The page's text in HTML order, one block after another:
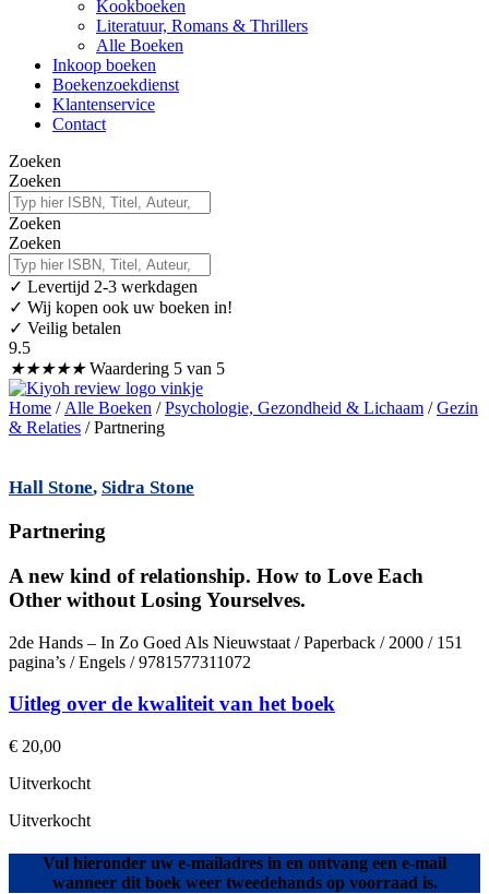
Kookboeken
Literatuur, Romans & Thrillers
Alle Boeken
Inkoop boeken
Boekenzoekdienst
Klantenservice
Contact
Zoeken
Zoeken
Zoeken
Zoeken
✓ Levertijd 2-3 werkdagen
✓ Wij kopen ook uw boeken in!
✓ Veilig betalen
9.5
★★★★★ Waardering 5 van 5
Home / Alle Boeken /Psychologie, Gezondheid & Lichaam /Gezin
& Relaties / Partnering
Hall Stone, Sidra Stone
Partnering
A new kind of relationship. How to Love Each
Other without Losing Yourselves.
2de Hands – In Zo Goed Als Nieuwstaat / Paperback / 2000 / 151
pagina’s / Engels / 9781577311072
Uitleg over de kwaliteit van het boek
€ 20,00
Uitverkocht
Uitverkocht
Vul hieronder uw e-mailadres in en ontvang een e-mail
wanneer dit boek weer tweedehands op voorraad is.